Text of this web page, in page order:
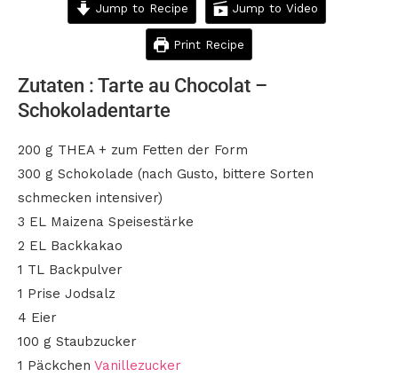
Jump to Recipe Jump to Video
Print Recipe
Zutaten : Tarte au Chocolat –
Schokoladentarte
200 g THEA + zum Fetten der Form
300 g Schokolade (nach Gusto, bittere Sorten
schmecken intensiver)
3 EL Maizena Speisestärke
2 EL Backkakao
1 TL Backpulver
1 Prise Jodsalz
4 Eier
100 g Staubzucker
1 Päckchen Vanillezucker